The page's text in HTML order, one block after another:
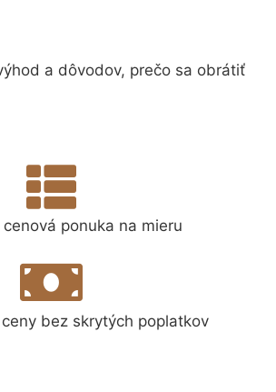
a dôvodov, prečo sa obrátiť
ponuka na mieru
bez skrytých poplatkov